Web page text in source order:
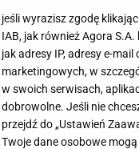
jeśli wyrazisz zgodę
IAB, jak również Agora
jak adresy IP, adresy e-
marketingowych, w
w swoich serwisach,
dobrowolne. Jeśli nie
przejdź do „Ustawień
Twoje dane osobowe